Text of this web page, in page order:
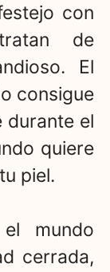
con
de
El
consigue
durante el
quiere
piel.
mundo
cerrada,